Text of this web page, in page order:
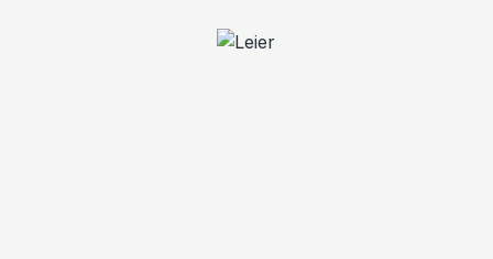
Bildergalerie überspringen